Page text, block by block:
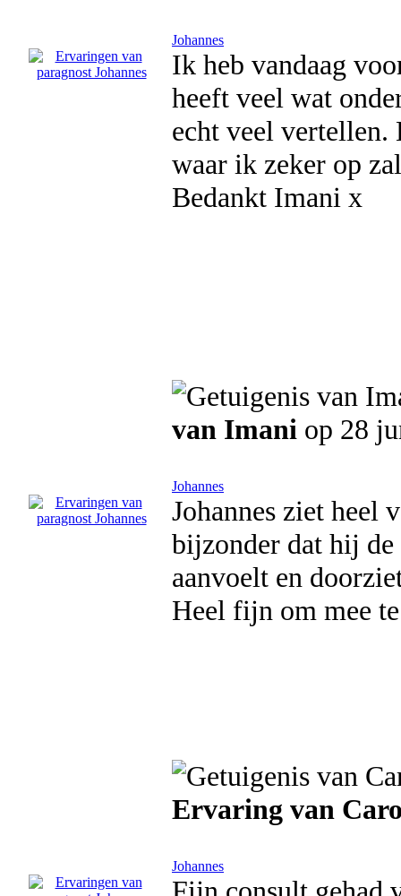
Johannes
Ik heb vandaag
heeft veel wat
echt veel vertellen.
waar ik zeker op
Bedankt Imani x
van Imani op 28
Johannes
Johannes ziet heel
bijzonder dat hij de
aanvoelt en
Heel fijn om mee
Ervaring van
Johannes